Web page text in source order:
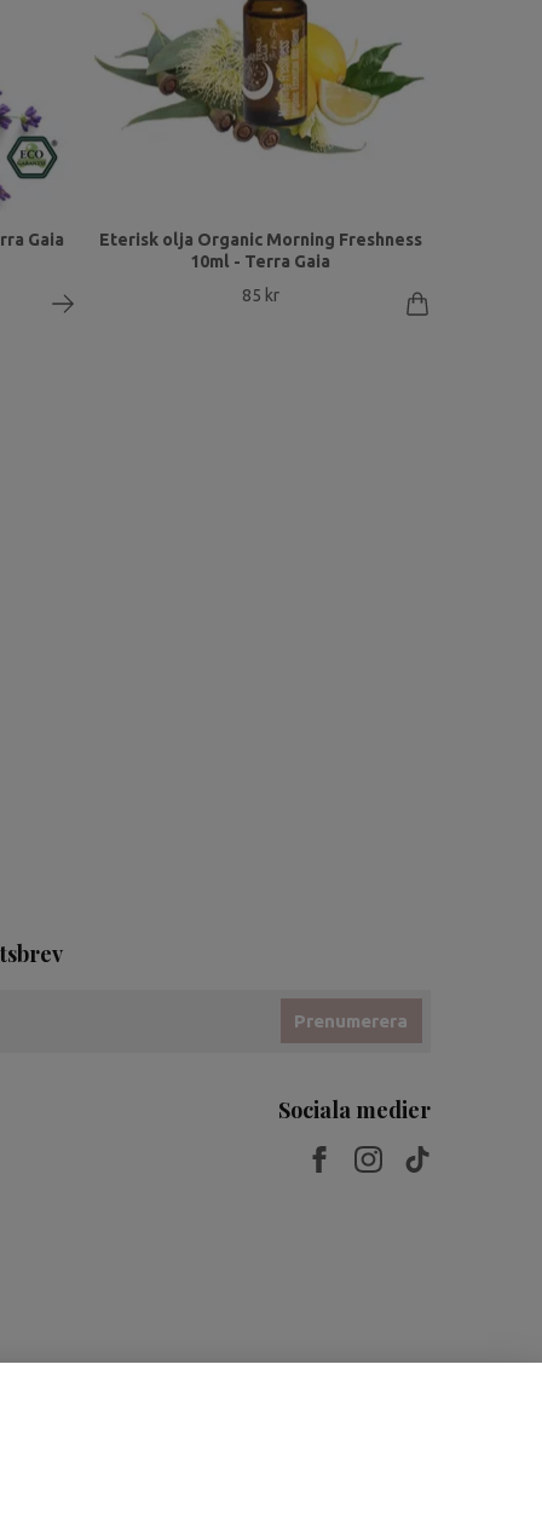
Gaia
Eterisk olja Organic Morning Freshness
10ml - Terra Gaia
85 kr
Prenumerera
Sociala medier